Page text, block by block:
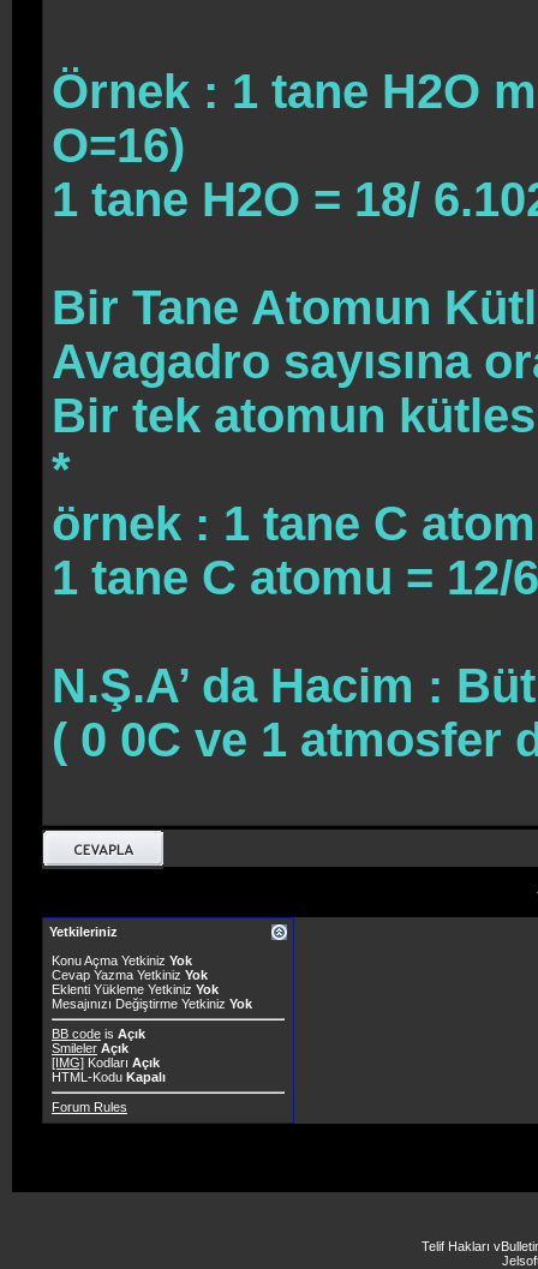
Örnek : 1 tane H2O
O=16)
1 tane H2O = 18/
Bir Tane Atomun
Avagadro sayısına
Bir tek atomun
*
örnek : 1 tane C
1 tane C atomu = 12/
N.Ş.A’ da Hacim :
( 0 0C ve 1 atmosfer
Yetkileriniz
Konu Açma Yetkiniz Yok
Cevap Yazma Yetkiniz Yok
Eklenti Yükleme Yetkiniz Yok
Mesajınızı Değiştirme Yetkiniz Yok
BB code is Açık
Smileler Açık
[IMG] Kodları Açık
HTML-Kodu Kapalı
Forum Rules
Telif Hakları